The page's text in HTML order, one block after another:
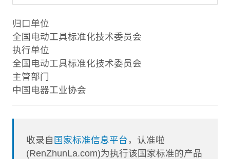
归口单位
全国电动工具标准化技术委员会
执行单位
全国电动工具标准化技术委员会
主管部门
中国电器工业协会
收录自 国家标准信息平台 ，认准啦
(RenZhunLa.com)为执行该国家标准的产品